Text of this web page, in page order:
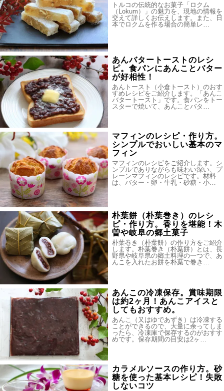
トルコの伝統的なお菓子「ロクム
（Lokum）」の魅力を、現地の情報を
交えて詳しくお伝えします。また、日
本でロクムを作る場合の簡単レ…
あんバタートーストのレシ
ピ。食パンにあんことバター
が好相性！
あんトースト（小倉トースト）のおす
すめレシピをご紹介します。「あんこ
バタートースト」です。食パンをトー
スターで焼いて、あんことバタ…
マフィンのレシピ・作り方。
シンプルでおいしい基本のマ
フィン
マフィンのレシピをご紹介します。シ
ンプルでありながらも味わい深い、プ
レーンマフィンのレシピです。材料
は、バター・卵・牛乳・砂糖・小…
朴葉餅（朴葉巻き）のレシ
ピ・作り方。香りを堪能！木
曽や岐阜の郷土菓子
朴葉巻き（朴葉餅）の作り方をご紹介
します。朴葉巻き（朴葉餅）とは、長
野県や岐阜県の郷土料理の一つで、あ
んこを入れたお餅を朴葉で巻き…
あんこの冷凍保存。賞味期限
は約2ヶ月！あんこアイスと
してもおすすめ。
あんこ（又はゆであずき）は冷凍する
ことができるので、大量に余ってしま
ったら、冷凍庫で保存するのがおすす
めです。保存期間の目安は2ヶ…
カラメルソースの作り方。砂
糖を使った基本レシピ！失敗
しないコツ